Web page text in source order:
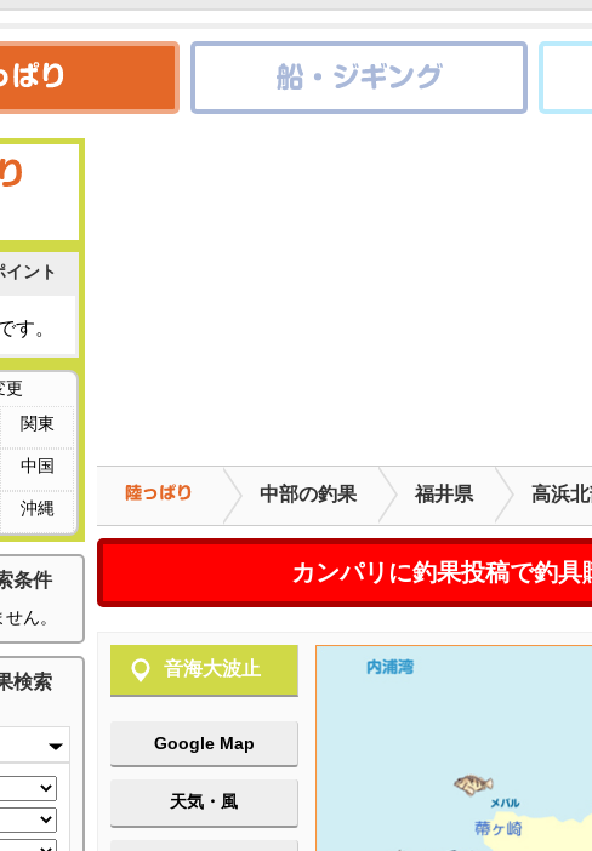
ント
す。
更
関東
中国
沖縄
条件
ん。
検索
中部の釣果 福井県 高浜
カンパリに釣果投稿で釣具
音海大波止
Google Map
天気・風